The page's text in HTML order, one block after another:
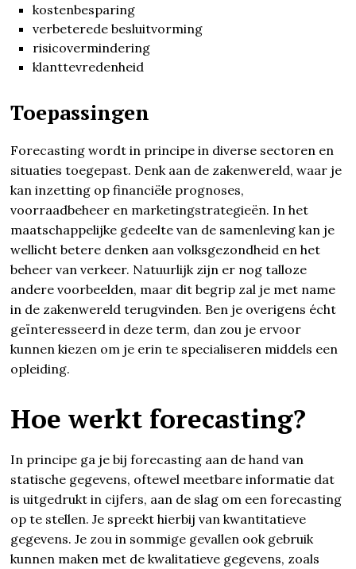
kostenbesparing
verbeterede besluitvorming
risicovermindering
klanttevredenheid
Toepassingen
Forecasting wordt in principe in diverse sectoren en
situaties toegepast. Denk aan de zakenwereld, waar je
kan inzetting op financiële prognoses,
voorraadbeheer en marketingstrategieën. In het
maatschappelijke gedeelte van de samenleving kan je
wellicht betere denken aan volksgezondheid en het
beheer van verkeer. Natuurlijk zijn er nog talloze
andere voorbeelden, maar dit begrip zal je met name
in de zakenwereld terugvinden. Ben je overigens écht
geïnteresseerd in deze term, dan zou je ervoor
kunnen kiezen om je erin te specialiseren middels een
opleiding.
Hoe werkt forecasting?
In principe ga je bij forecasting aan de hand van
statische gegevens, oftewel meetbare informatie dat
is uitgedrukt in cijfers, aan de slag om een forecasting
op te stellen. Je spreekt hierbij van kwantitatieve
gegevens. Je zou in sommige gevallen ook gebruik
kunnen maken met de kwalitatieve gegevens, zoals